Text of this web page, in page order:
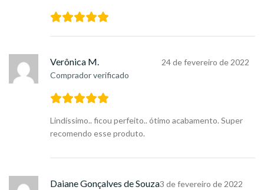
Verônica M.
Comprador verificado
24 de fevereiro de 2022
Lindíssimo.. ficou perfeito.. ótimo acabamento. Super
recomendo esse produto.
Daiane Gonçalves de Souza3 de fevereiro de 2022